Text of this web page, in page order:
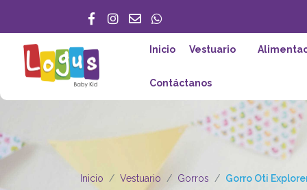
Inicio Vestuario
Contáctanos
Inicio Vestuario Gorros Gorro Oti